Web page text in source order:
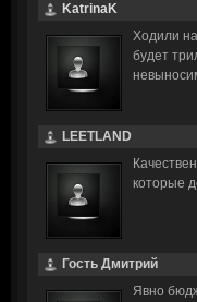
KatrinaK
Ходили
будет
LEETLAND
которые
Гость Дмитрий
Явно